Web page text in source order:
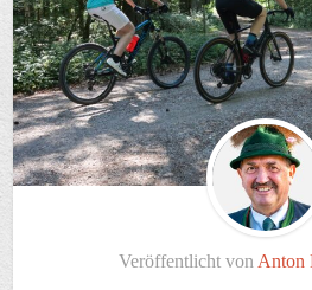
Veröffentlicht von Anton